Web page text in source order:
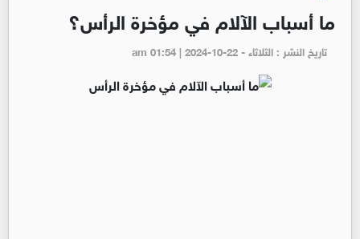
ما أسباب الآلام في مؤخرة الرأس؟
تاريخ النشر : الثلاثاء - am 01:54 | 2024-10-22